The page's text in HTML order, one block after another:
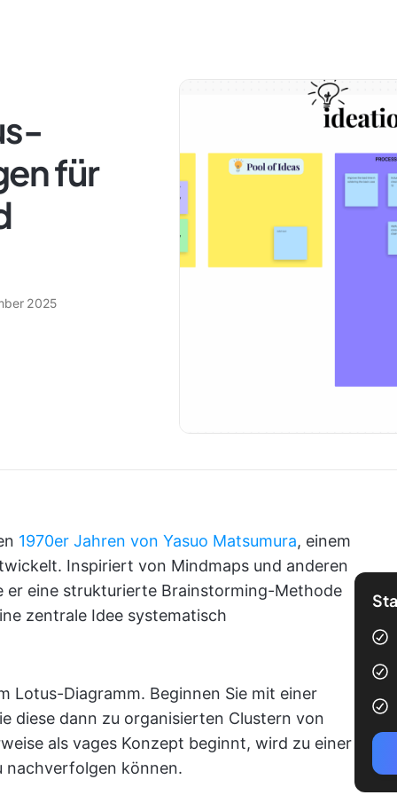
für
2025
1970er Jahren von Yasuo Matsumura, einem
Inspiriert von Mindmaps und anderen
eine strukturierte Brainstorming-Methode
zentrale Idee systematisch
Lotus-Diagramm. Beginnen Sie mit einer
diese dann zu organisierten Clustern von
als vages Konzept beginnt, wird zu einer
nachverfolgen können.